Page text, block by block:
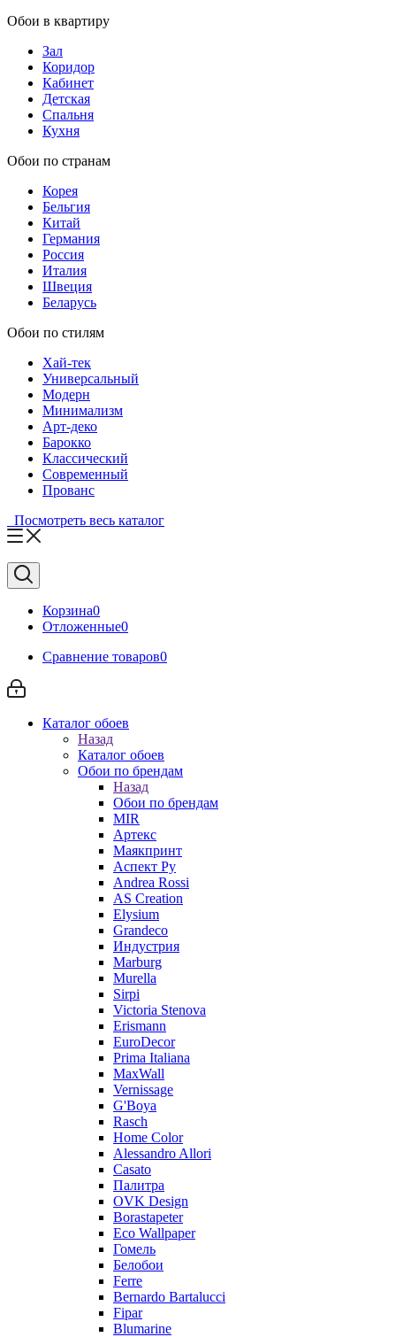
Обои в квартиру
Зал
Коридор
Кабинет
Детская
Спальня
Кухня
Обои по странам
Корея
Бельгия
Китай
Германия
Россия
Италия
Швеция
Беларусь
Обои по стилям
Хай-тек
Универсальный
Модерн
Минимализм
Арт-деко
Барокко
Классический
Современный
Прованс
Посмотреть весь каталог
Корзина0
Отложенные0
Сравнение товаров0
Каталог обоев
Назад
Каталог обоев
Обои по брендам
Назад
Обои по брендам
MIR
Артекс
Маякпринт
Аспект Ру
Andrea Rossi
AS Creation
Elysium
Grandeco
Индустрия
Marburg
Murella
Sirpi
Victoria Stenova
Erismann
EuroDecor
Prima Italiana
MaxWall
Vernissage
G'Boya
Rasch
Home Color
Alessandro Allori
Casato
Палитра
OVK Design
Borastapeter
Eco Wallpaper
Гомель
Белобои
Ferre
Bernardo Bartalucci
Fipar
Blumarine